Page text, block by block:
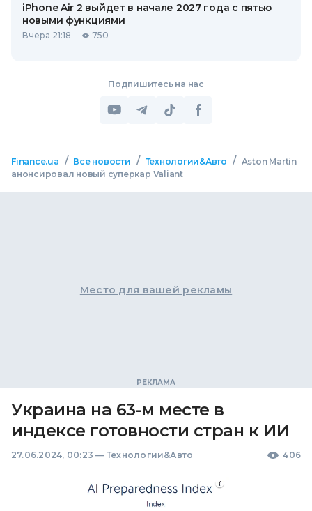
iPhone Air 2 выйдет в начале 2027 года с пятью
новыми функциями
Вчера 21:18 750
Подпишитесь на нас
Finance.ua / Все новости / Технологии&Авто / Aston Martin
анонсировал новый суперкар Valiant
Место для вашей рекламы
Украина на 63-м месте в
индексе готовности стран к ИИ
27.06.2024, 00:23 — Технологии&Авто 406